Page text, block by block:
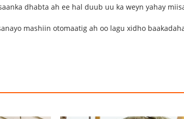
dhabta ah ee hal duub uu ka weyn yahay
mashiin otomaatig ah oo lagu xidho